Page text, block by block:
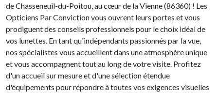
de Chasseneuil-du-Poitou, au cœur de la Vienne (86360) ! Les
Opticiens Par Conviction vous ouvrent leurs portes et vous
prodiguent des conseils professionnels pour le choix idéal de
vos lunettes. En tant qu'indépendants passionnés par la vue,
nos spécialistes vous accueillent dans une atmosphère unique
et vous accompagnent tout au long de votre visite. Profitez
d'un accueil sur mesure et d'une sélection étendue
d'équipements pour répondre à toutes vos exigences visuelles